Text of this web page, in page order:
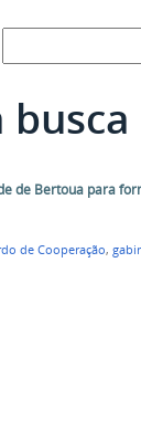
busca
de Bertoua para
de Cooperação,